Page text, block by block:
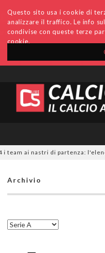
Questo sito usa i cookie di
analizzare il traffico. Le info
condivise con queste terze
cookie.
Accedi Archivio Invio
team ai nastri di partenza:
Archivio